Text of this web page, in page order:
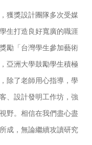
獲獎設計團隊多次受媒
生打造良好寬廣的職涯
勵「台灣學生參加藝術
亞洲大學鼓勵學生積極
除了老師用心指導，學
、設計發明工作坊，強
野。相信在我們盡心盡
成，無論繼續攻讀研究